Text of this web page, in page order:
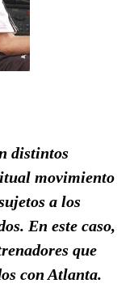
distintos
movimiento
a los
En este caso,
que
con Atlanta.